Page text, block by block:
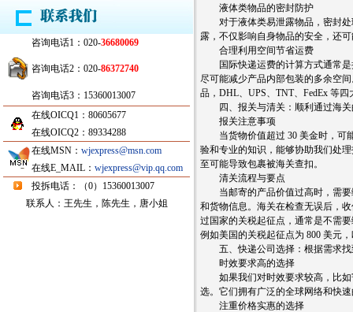
咨询电话1：020-36680069
咨询电话2：020-86372740
咨询电话3：15360013007
在线OICQ1：80605677
在线OICQ2：89334288
在线MSN： wjexpress@msn.com
在线E_MAIL： wjexpress@vip.qq.com
投拆电话：（0）15360013007
联系人：王先生，陈先生，唐小姐
液体类物品的密封防护
对于液体类易泄露物品，密封处
露，不仅影响自身物品的安全，还
合理利用空间节省运费
国际快递运费的计算方式通常是
尽可能减少产品内部包装的多余空
品，DHL、UPS、TNT、FedEx 等
四、报关与清关：顺利通过海关
报关注意事项
当货物价值超过 30 美金时，可能
验和专业的知识，能够协助我们处
至可能导致包裹被海关查扣。
清关流程与要点
当邮寄的产品价值过高时，需要
和货物信息。海关在检查无误后，
过国家的关税起征点，通常是不需
例如美国的关税起征点为 800 美元
五、快递公司选择：根据需求找
时效要求高的选择
如果我们对时效要求较高，比如
选。它们拥有广泛的全球网络和快
注重价格实惠的选择